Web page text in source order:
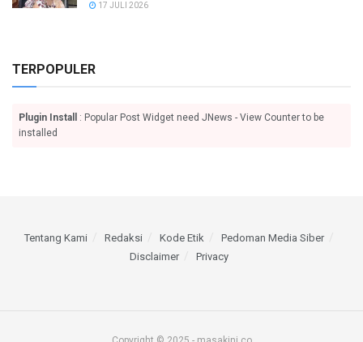
17 JULI 2026
TERPOPULER
Plugin Install
: Popular Post Widget need JNews - View Counter to be
installed
Tentang Kami Redaksi Kode Etik
Pedoman Media Siber
Disclaimer
Privacy